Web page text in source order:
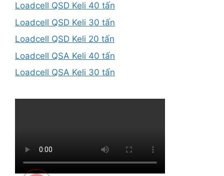
Loadcell QSD Keli 40 tấn
Loadcell QSD Keli 30 tấn
Loadcell QSD Keli 20 tấn
Loadcell QSA Keli 40 tấn
Loadcell QSA Keli 30 tấn